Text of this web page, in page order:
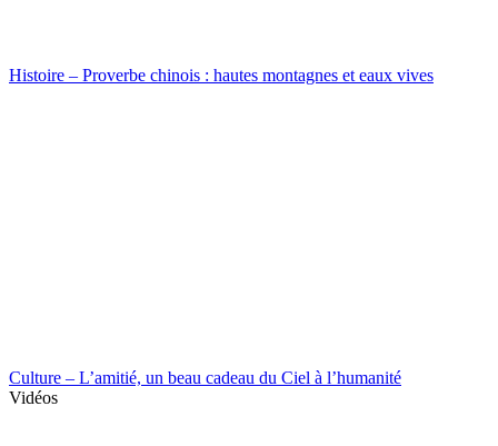
Histoire – Proverbe chinois : hautes montagnes et eaux vives
Culture – L’amitié, un beau cadeau du Ciel à l’humanité
Vidéos